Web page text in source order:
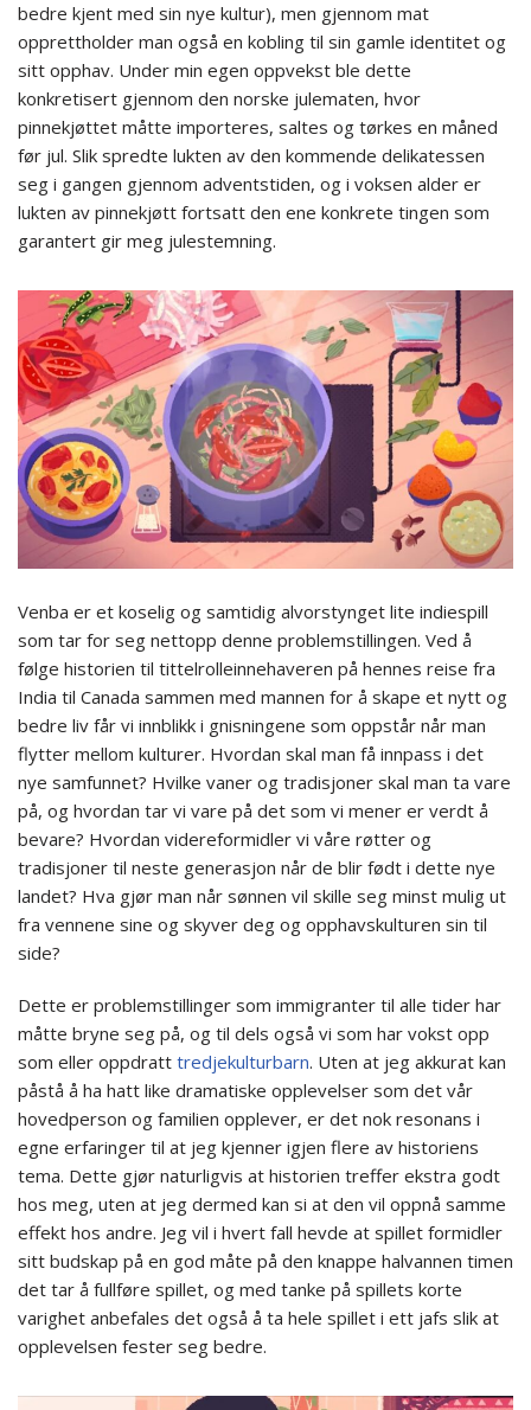
bedre kjent med sin nye kultur), men gjennom mat
opprettholder man også en kobling til sin gamle identitet og
sitt opphav. Under min egen oppvekst ble dette
konkretisert gjennom den norske julematen, hvor
pinnekjøttet måtte importeres, saltes og tørkes en måned
før jul. Slik spredte lukten av den kommende delikatessen
seg i gangen gjennom adventstiden, og i voksen alder er
lukten av pinnekjøtt fortsatt den ene konkrete tingen som
garantert gir meg julestemning.
Venba er et koselig og samtidig alvorstynget lite indiespill
som tar for seg nettopp denne problemstillingen. Ved å
følge historien til tittelrolleinnehaveren på hennes reise fra
India til Canada sammen med mannen for å skape et nytt og
bedre liv får vi innblikk i gnisningene som oppstår når man
flytter mellom kulturer. Hvordan skal man få innpass i det
nye samfunnet? Hvilke vaner og tradisjoner skal man ta vare
på, og hvordan tar vi vare på det som vi mener er verdt å
bevare? Hvordan videreformidler vi våre røtter og
tradisjoner til neste generasjon når de blir født i dette nye
landet? Hva gjør man når sønnen vil skille seg minst mulig ut
fra vennene sine og skyver deg og opphavskulturen sin til
side?
Dette er problemstillinger som immigranter til alle tider har
måtte bryne seg på, og til dels også vi som har vokst opp
som eller oppdratt tredjekulturbarn. Uten at jeg akkurat kan
påstå å ha hatt like dramatiske opplevelser som det vår
hovedperson og familien opplever, er det nok resonans i
egne erfaringer til at jeg kjenner igjen flere av historiens
tema. Dette gjør naturligvis at historien treffer ekstra godt
hos meg, uten at jeg dermed kan si at den vil oppnå samme
effekt hos andre. Jeg vil i hvert fall hevde at spillet formidler
sitt budskap på en god måte på den knappe halvannen timen
det tar å fullføre spillet, og med tanke på spillets korte
varighet anbefales det også å ta hele spillet i ett jafs slik at
opplevelsen fester seg bedre.